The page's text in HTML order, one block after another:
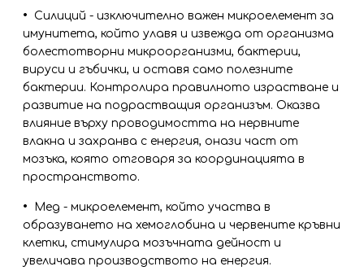
• Силиций - изключително важен микроелемент за
имунитета, който улавя и извежда от организма
болестотворни микроорганизми, бактерии,
вируси и гъбички, и оставя само полезните
бактерии. Контролира правилното израстване и
развитие на подрастващия организъм. Оказва
влияние върху проводимостта на нервните
влакна и захранва с енергия, онази част от
мозъка, която отговаря за координацията в
пространството.
•
Мед - микроелемент, който участва в
образуването на хемоглобина и червените кръвни
клетки, стимулира мозъчната дейност и
увеличава производството на енергия.